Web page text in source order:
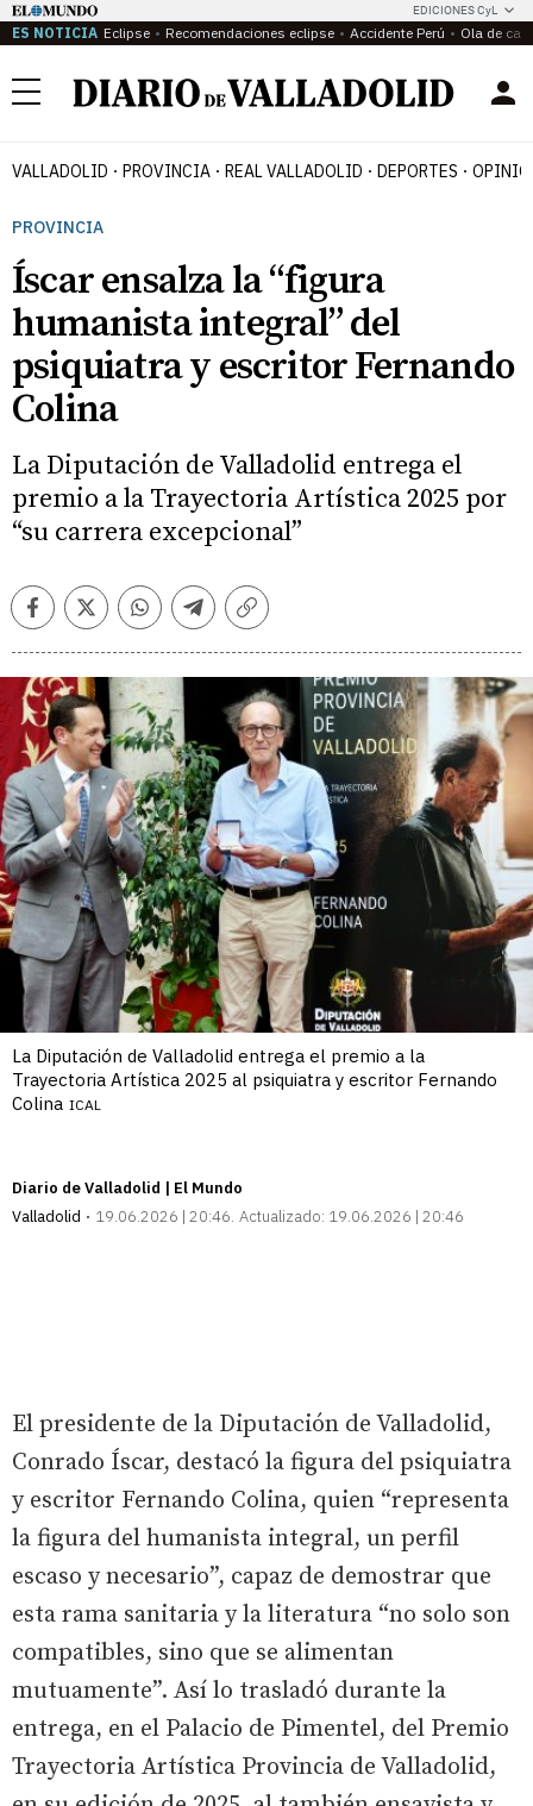
EDICIONES CyL
ES NOTICIA Eclipse Recomendaciones eclipse Accidente Perú Ola de
Menú
VALLADOLID PROVINCIA REAL VALLADOLID DEPORTES
PROVINCIA
Íscar ensalza la “figura
humanista integral” del
psiquiatra y escritor Fernando
Colina
La Diputación de Valladolid entrega el
premio a la Trayectoria Artística 2025 por
“su carrera excepcional”
FacebookTwitterWhatsappTelegramCopiar
La Diputación de Valladolid entrega el premio a la
Trayectoria Artística 2025 al psiquiatra y escritor Fernando
Colina ICAL
Diario de Valladolid | El Mundo
Valladolid
19.06.2026 | 20:46 Actualizado: 19.06.2026 | 20:46
El presidente de la Diputación de Valladolid,
Conrado Íscar, destacó la figura del psiquiatra
y escritor Fernando Colina, quien “representa
la figura del humanista integral, un perfil
escaso y necesario”, capaz de demostrar que
esta rama sanitaria y la literatura “no solo son
compatibles, sino que se alimentan
mutuamente”. Así lo trasladó durante la
entrega, en el Palacio de Pimentel, del Premio
Trayectoria Artística Provincia de Valladolid,